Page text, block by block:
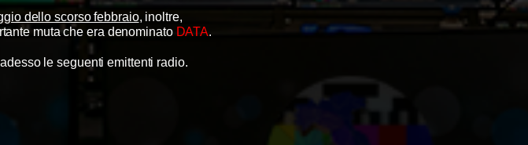
dello scorso febbraio, inoltre,
muta che era denominato DATA.
le seguenti emittenti radio.